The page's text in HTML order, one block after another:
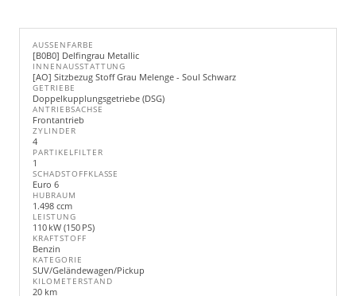
AUSSENFARBE
[B0B0] Delfingrau Metallic
INNENAUSSTATTUNG
[AO] Sitzbezug Stoff Grau Melenge - Soul Schwarz
GETRIEBE
Doppelkupplungsgetriebe (DSG)
ANTRIEBSACHSE
Frontantrieb
ZYLINDER
4
PARTIKELFILTER
1
SCHADSTOFFKLASSE
Euro 6
HUBRAUM
1.498 ccm
LEISTUNG
110 kW (150 PS)
KRAFTSTOFF
Benzin
KATEGORIE
SUV/Geländewagen/Pickup
KILOMETERSTAND
20 km